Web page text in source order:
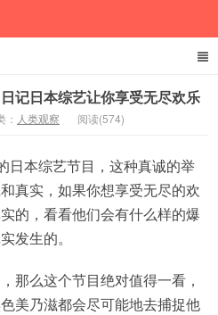
记日本综艺让你享受无尽欢乐
： 人类观察 阅读(574)
日本综艺节目，这种真诚的举
真实，如果你想享受无尽的欢
的，看看他们会有什么样的爆
发生的。
那么这个节目绝对值得一看，
美乃滋都会尽可能地去捕捉他